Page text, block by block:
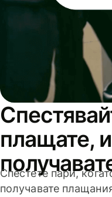
плащате,
Спестете пари,
получавате